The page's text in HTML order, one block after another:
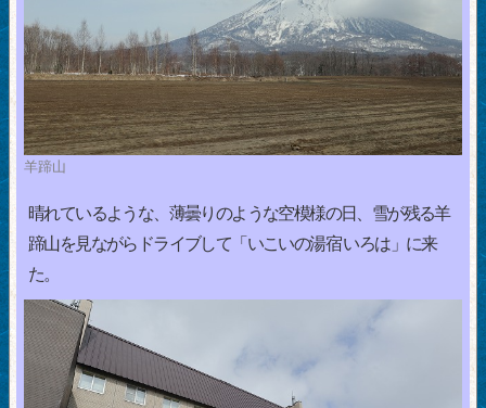
羊蹄山
晴れているような、薄曇りのような空模様の日、雪が残る羊
蹄山を見ながらドライブして「いこいの湯宿 いろは」に来
た。